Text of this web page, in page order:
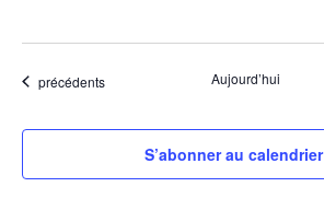
Évènements
précédents Aujourd’hui
S’abonner au calendrier